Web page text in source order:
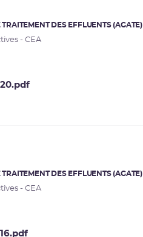
DES EFFLUENTS (AGATE)
- CEA
DES EFFLUENTS (AGATE)
- CEA